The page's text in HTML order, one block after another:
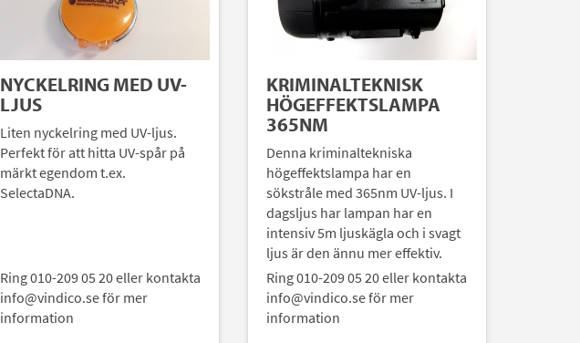
NYCKELRING MED UV-
LJUS
Liten nyckelring med UV-ljus.
Perfekt för att hitta UV-spår på
märkt egendom t.ex.
SelectaDNA.
Ring 010-209 05 20 eller kontakta
info@vindico.se för mer
information
KRIMINALTEKNISK
HÖGEFFEKTSLAMPA
365NM
Denna kriminaltekniska
högeffektslampa har en
sökstråle med 365nm UV-ljus. I
dagsljus har lampan har en
intensiv 5m ljuskägla och i svagt
ljus är den ännu mer effektiv.
Ring 010-209 05 20 eller kontakta
info@vindico.se för mer
information